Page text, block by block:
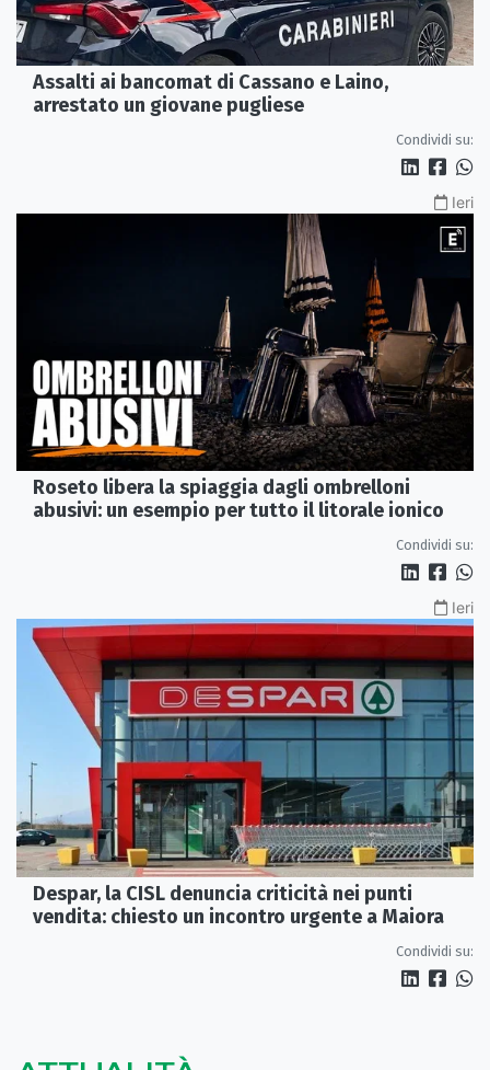
Assalti ai bancomat di Cassano e Laino,
arrestato un giovane pugliese
Condividi su:
Ieri
Roseto libera la spiaggia dagli ombrelloni
abusivi: un esempio per tutto il litorale ionico
Condividi su:
Ieri
Despar, la CISL denuncia criticità nei punti
vendita: chiesto un incontro urgente a Maiora
Condividi su: